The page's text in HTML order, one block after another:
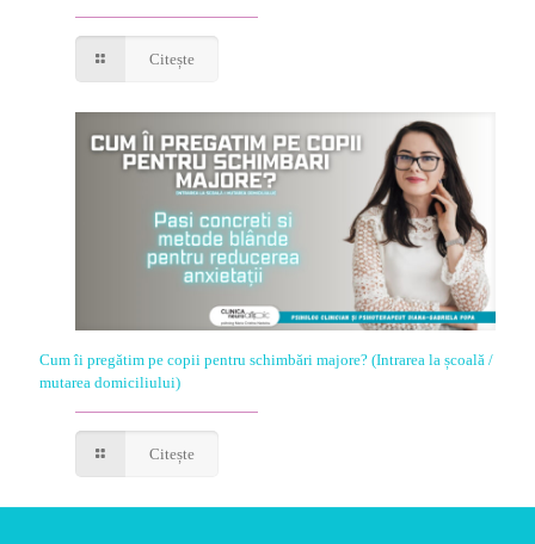
Citește
Cum îi pregătim pe copii pentru schimbări majore? (Intrarea la școală /
mutarea domiciliului)
Citește